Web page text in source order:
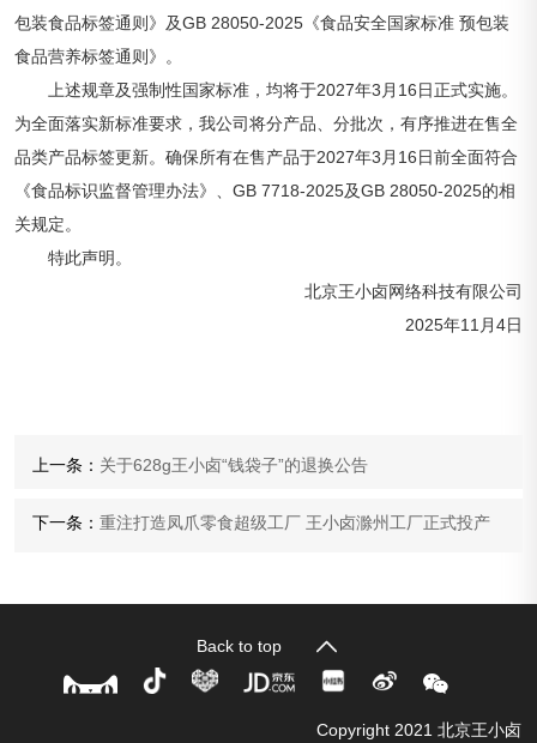
包装食品标签通则》及GB 28050-2025《食品安全国家标准 预包装
食品营养标签通则》。
上述规章及强制性国家标准，均将于2027年3月16日正式实施。
为全面落实新标准要求，我公司将分产品、分批次，有序推进在售全
品类产品标签更新。确保所有在售产品于2027年3月16日前全面符合
《食品标识监督管理办法》、GB 7718-2025及GB 28050-2025的相
关规定。
特此声明。
北京王小卤网络科技有限公司
2025年11月4日
上一条： 关于628g王小卤“钱袋子”的退换公告
下一条： 重注打造凤爪零食超级工厂 王小卤滁州工厂正式投产
Back to top
Copyright 2021 北京王小卤